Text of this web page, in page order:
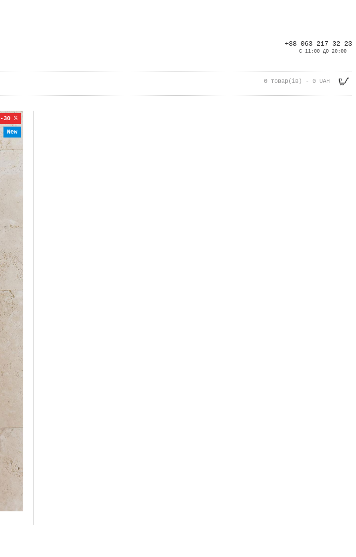
+38 063 217 32 23
С 11:00 ДО 20:00
0 товар(ів) - 0 UAH 0
New
-30 %